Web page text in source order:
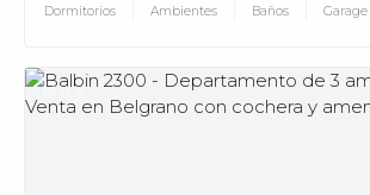
Dormitorios Ambientes Baños Garage
MUV